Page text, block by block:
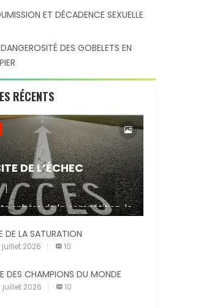
ET DÉCADENCE SEXUELLE
DES GOBELETS EN
RÉCENTS
DE L’ÉCHEC
sphère de la compétition, le
atteindre un objectif est un
et une source de
(avertissement, […]
DE LA SATURATION
juillet 2026 10
DES CHAMPIONS DU MONDE
juillet 2026 10